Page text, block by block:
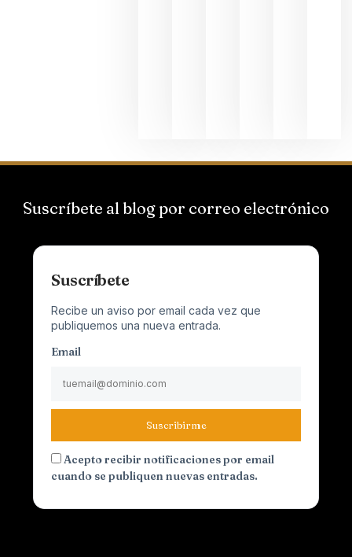
Suscríbete al blog por correo electrónico
Suscríbete
Recibe un aviso por email cada vez que
publiquemos una nueva entrada.
Email
Suscribirme
Acepto recibir notificaciones por email
cuando se publiquen nuevas entradas.